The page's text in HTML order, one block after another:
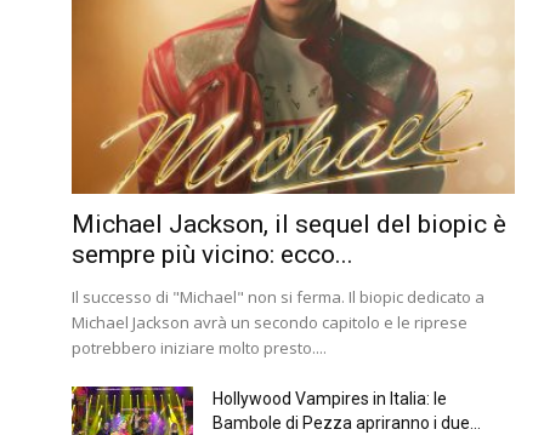
Michael Jackson, il sequel del biopic è
sempre più vicino: ecco...
Il successo di "Michael" non si ferma. Il biopic dedicato a
Michael Jackson avrà un secondo capitolo e le riprese
potrebbero iniziare molto presto....
Hollywood Vampires in Italia: le
Bambole di Pezza apriranno i due...